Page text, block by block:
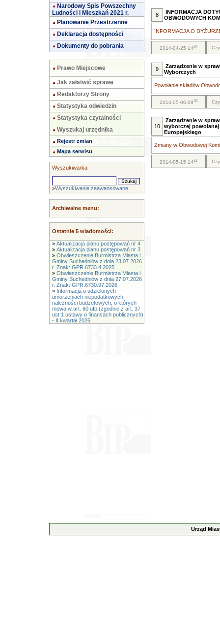
Narodowy Spis Powszechny
Ludności i Mieszkań 2021 r.
Planowanie Przestrzenne
Deklaracja dostępności
Dokumenty do pobrania
Prawo Miejscowe
Jak załatwić sprawę
Redaktorzy Strony
Statystyka odwiedzin
Statystyka czytalności
Wyszukaj urzędnika
Rejestr zmian
Mapa serwisu
Wyszukiwarka
»Wyszukiwanie zaawansowane
Archiwalne menu:
Ostatnie 5 wiadomości:
» Aktualizacja planu postępowań nr 4
» Aktualizacja planu postępowań nr 3
» Obwieszczenie Burmistrza Miasta i
Gminy Suchedniów z dnia 23.07.2026
r. Znak: GPR.6733.4.2025
» Obwieszczenie Burmistrza Miasta i
Gminy Suchedniów z dnia 27.07.2026
r. Znak: GPR.6730.97.2026
» Informacja o udzielonych
umorzeniach niepodatkowych
należności budżetowych, o których
mowa w art. 60 ufp (zgodnie z art. 37
ust 1 ustawy o finansach publicznych)
- II kwartał 2026
8
INFORMACJA
OBWODOWYCH
INFORMACJA O
2014-04-25 1424
9
Zarządzenie w
Wyborczych
Powołanie składów
2014-05-06 0934
10
Zarządzenie w
wyborczej
Europejskiego
Zmiany w Obwodowej
2014-05-15 1422
Urząd